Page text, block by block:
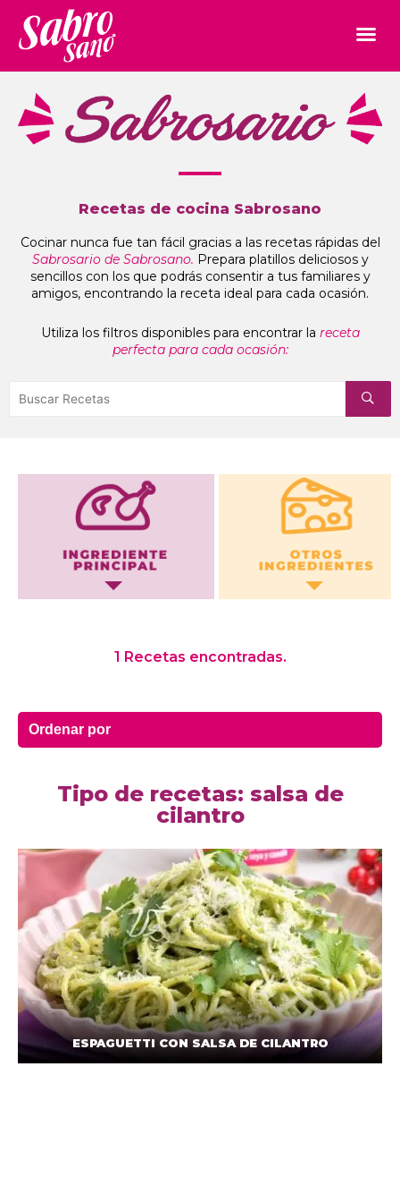
Recetas de cocina Sabrosano
Cocinar nunca fue tan fácil gracias a las recetas rápidas del
Sabrosario de Sabrosano. Prepara platillos deliciosos y
sencillos con los que podrás consentir a tus familiares y
amigos, encontrando la receta ideal para cada ocasión.
Utiliza los filtros disponibles para encontrar la receta
perfecta para cada ocasión:
Otros Ingredientes
1 Recetas encontradas.
Tipo de recetas: salsa de
cilantro
ESPAGUETTI CON SALSA DE CILANTRO